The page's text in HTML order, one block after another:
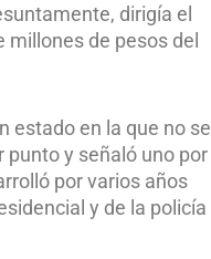
dirigía el
millones de pesos del
estado en la que no se
punto y señaló uno por
por varios años
y de la policía